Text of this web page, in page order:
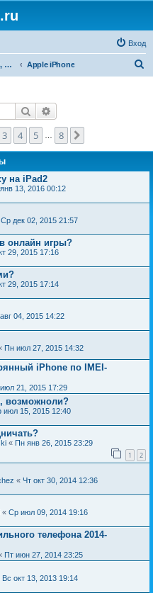
Вход
Apple iPhone, Palm, Symbian, Linux и прочие Apple iPhone
Поиск
1 из
3 4 5 8
на iPad2
13, 2016 00:12
Ср дек 02, 2015 21:57
онлайн игры?
29, 2015 17:16
29, 2015 17:14
04, 2015 14:22
Пн июл 27, 2015 14:32
iPhone по IMEI-
21, 2015 17:29
возможноли?
июл 15, 2015 12:40
« Пн янв 26, 2015 23:29
1 2
« Чт окт 30, 2014 12:36
« Ср июл 09, 2014 19:16
телефона 2014-
Пт июн 27, 2014 23:25
Вс окт 13, 2013 19:14